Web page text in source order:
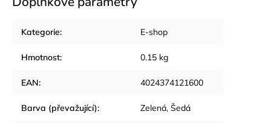
Kategorie: E-shop
Hmotnost: 0.15 kg
EAN: 4024374121600
Barva (převažující): Zelená, Šedá